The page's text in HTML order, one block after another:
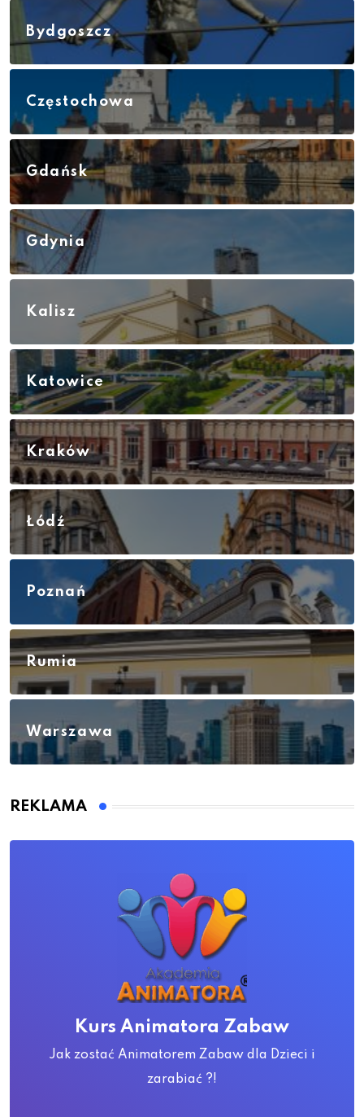
Bydgoszcz
Częstochowa
Gdańsk
Gdynia
Kalisz
Katowice
Kraków
Łódź
Poznań
Rumia
Warszawa
REKLAMA
Kurs Animatora Zabaw
Jak zostać Animatorem Zabaw dla Dzieci i
zarabiać ?!